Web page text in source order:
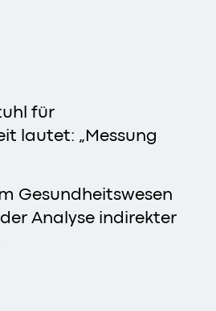
für
lautet: „Messung
Gesundheitswesen
Analyse indirekter